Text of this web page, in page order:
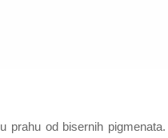
prahu od bisernih